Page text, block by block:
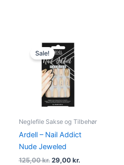
Sale!
Neglefile Sakse og Tilbehør
Ardell – Nail Addict
Nude Jeweled
125,00kr.
Original
price
was:
125,00 kr..
29,00kr.